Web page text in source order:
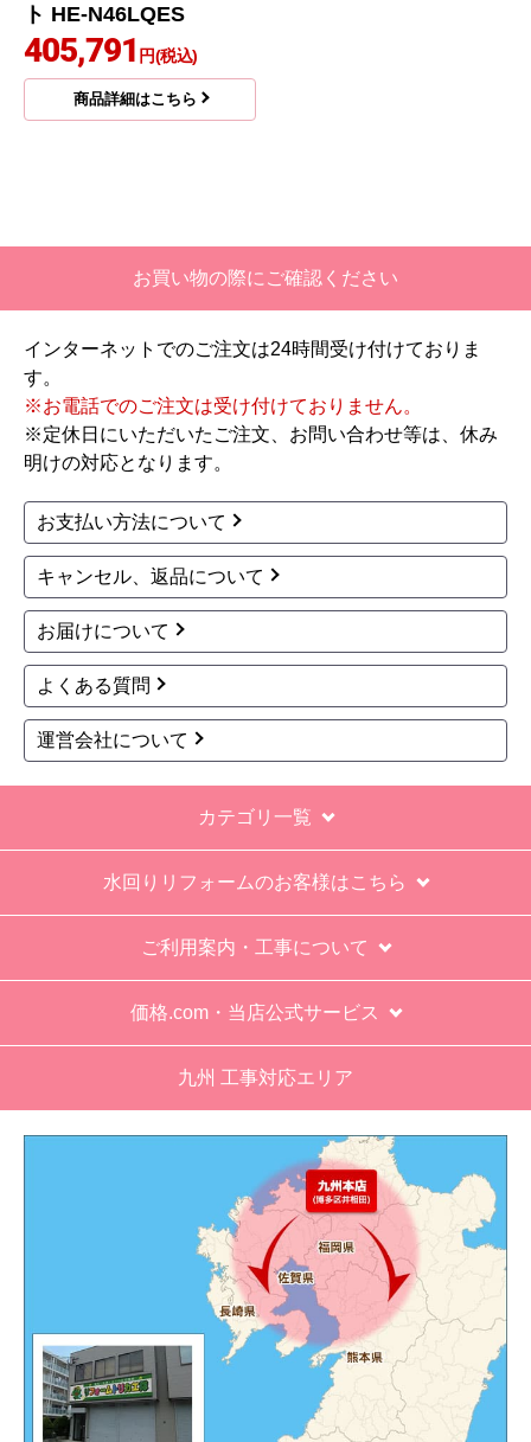
ト HE-N46LQES
405,791 円(税込)
商品詳細はこちら
お買い物の際にご確認ください
インターネットでのご注文は24時間受け付けておりま
す。
※お電話でのご注文は受け付けておりません。
※定休日にいただいたご注文、お問い合わせ等は、休み
明けの対応となります。
お支払い方法について
キャンセル、返品について
お届けについて
よくある質問
運営会社について
カテゴリ一覧
水回りリフォームのお客様はこちら
ご利用案内・工事について
価格.com・当店公式サービス
九州 工事対応エリア